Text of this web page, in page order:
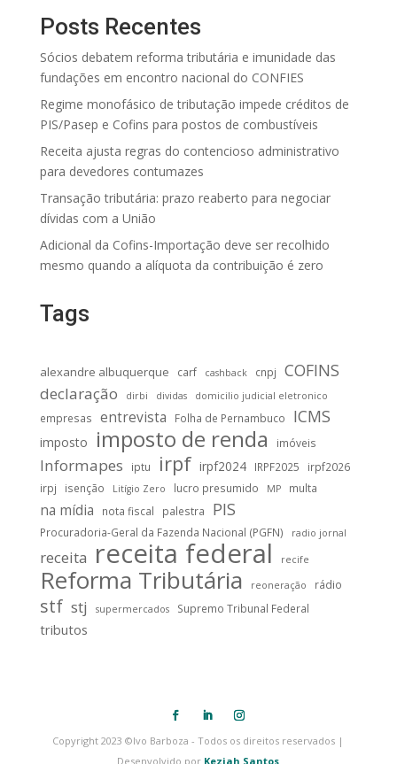
Posts Recentes
Sócios debatem reforma tributária e imunidade das
fundações em encontro nacional do CONFIES
Regime monofásico de tributação impede créditos de
PIS/Pasep e Cofins para postos de combustíveis
Receita ajusta regras do contencioso administrativo
para devedores contumazes
Transação tributária: prazo reaberto para negociar
dívidas com a União
Adicional da Cofins-Importação deve ser recolhido
mesmo quando a alíquota da contribuição é zero
Tags
alexandre albuquerque carf cashback cnpj COFINS
declaração dirbi dividas domicilio judicial eletronico
empresas entrevista Folha de Pernambuco ICMS
imposto imposto de renda imóveis
Informapes iptu irpf irpf2024 IRPF2025
irpf2026
irpj
isenção Litígio Zero lucro presumido MP multa
na mídia nota fiscal palestra PIS
Procuradoria-Geral da Fazenda Nacional (PGFN) radio jornal
receita receita federal recife
Reforma Tributária reoneração rádio
stf stj supermercados Supremo Tribunal Federal
tributos
Copyright 2023 ©Ivo Barboza - Todos os direitos reservados |
Desenvolvido por Keziah Santos